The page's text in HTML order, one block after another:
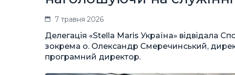
7 травня 2026
Делегація «Stella Maris Україна» відвідала
зокрема о. Олександр Смеречинський,
програмний директор.